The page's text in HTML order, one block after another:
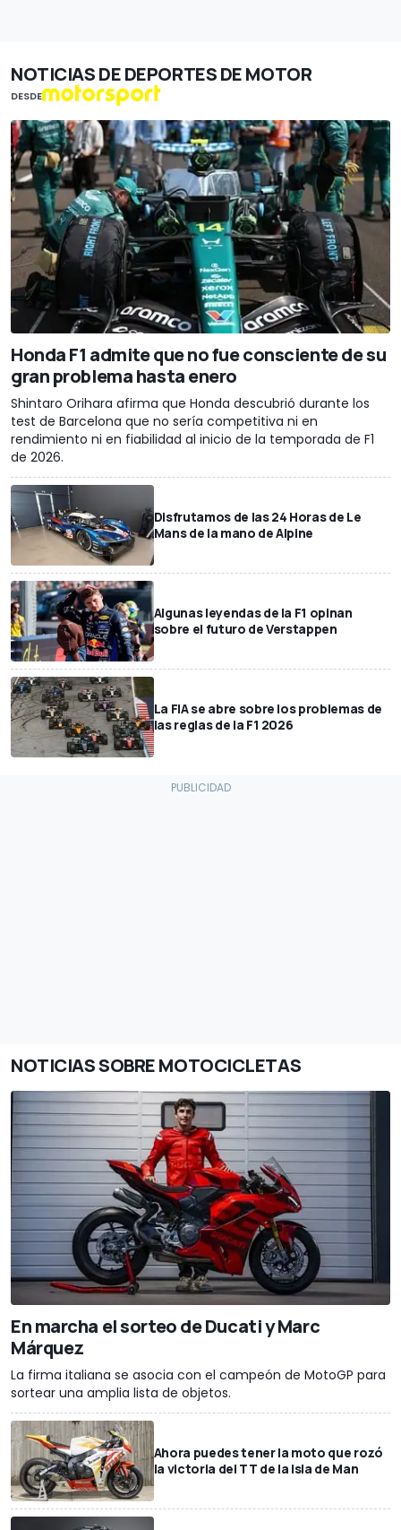
NOTICIAS DE DEPORTES DE MOTOR
DESDE
Honda F1 admite que no fue consciente de su
gran problema hasta enero
Shintaro Orihara afirma que Honda descubrió durante los
test de Barcelona que no sería competitiva ni en
rendimiento ni en fiabilidad al inicio de la temporada de F1
de 2026.
Disfrutamos de las 24 Horas de Le
Mans de la mano de Alpine
Algunas leyendas de la F1 opinan
sobre el futuro de Verstappen
La FIA se abre sobre los problemas de
las reglas de la F1 2026
NOTICIAS SOBRE MOTOCICLETAS
En marcha el sorteo de Ducati y Marc
Márquez
La firma italiana se asocia con el campeón de MotoGP para
sortear una amplia lista de objetos.
Ahora puedes tener la moto que rozó
la victoria del TT de la Isla de Man